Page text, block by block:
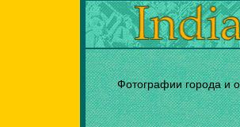
Фотографии города и